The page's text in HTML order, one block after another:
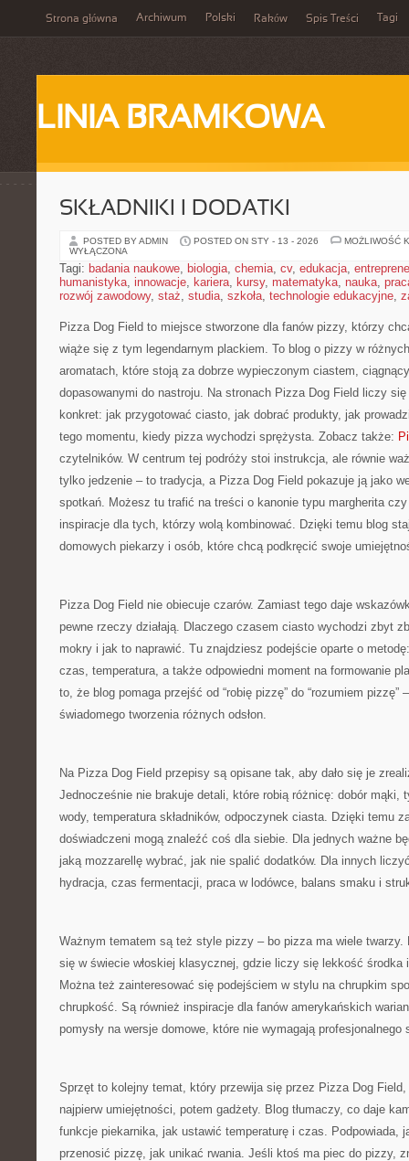
Strona główna Archiwum Polski Raków Spis Treści Tagi
LINIA BRAMKOWA
SKŁADNIKI I DODATKI
POSTED BY ADMIN POSTED ON STY - 13 - 2026
MOŻLIWOŚĆ
WYŁĄCZONA
Tagi: badania naukowe, biologia, chemia, cv, edukacja,
humanistyka, innowacje, kariera, kursy, matematyka, nauka,
rozwój zawodowy, staż, studia, szkoła, technologie edukacyjne,
Pizza Dog Field to miejsce stworzone dla fanów pizzy, którzy
wiąże się z tym legendarnym plackiem. To blog o pizzy w
aromatach, które stoją za dobrze wypieczonym ciastem,
dopasowanymi do nastroju. Na stronach Pizza Dog Field liczy
konkret: jak przygotować ciasto, jak dobrać produkty, jak
tego momentu, kiedy pizza wychodzi sprężysta. Zobacz także:
czytelników. W centrum tej podróży stoi instrukcja, ale równie
tylko jedzenie – to tradycja, a Pizza Dog Field pokazuje ją jako
spotkań. Możesz tu trafić na treści o kanonie typu margherita
inspiracje dla tych, którzy wolą kombinować. Dzięki temu blog
domowych piekarzy i osób, które chcą podkręcić swoje
Pizza Dog Field nie obiecuje czarów. Zamiast tego daje
pewne rzeczy działają. Dlaczego czasem ciasto wychodzi zbyt
mokry i jak to naprawić. Tu znajdziesz podejście oparte o
czas, temperatura, a także odpowiedni moment na formowanie
to, że blog pomaga przejść od “robię pizzę” do “rozumiem pizzę”
świadomego tworzenia różnych odsłon.
Na Pizza Dog Field przepisy są opisane tak, aby dało się je
Jednocześnie nie brakuje detali, które robią różnicę: dobór mąki,
wody, temperatura składników, odpoczynek ciasta. Dzięki temu
doświadczeni mogą znaleźć coś dla siebie. Dla jednych ważne
jaką mozzarellę wybrać, jak nie spalić dodatków. Dla innych
hydracja, czas fermentacji, praca w lodówce, balans smaku i
Ważnym tematem są też style pizzy – bo pizza ma wiele twarzy.
się w świecie włoskiej klasycznej, gdzie liczy się lekkość środka
Można też zainteresować się podejściem w stylu na chrupkim
chrupkość. Są również inspiracje dla fanów amerykańskich
pomysły na wersje domowe, które nie wymagają profesjonalnego
Sprzęt to kolejny temat, który przewija się przez Pizza Dog
najpierw umiejętności, potem gadżety. Blog tłumaczy, co daje
funkcje piekarnika, jak ustawić temperaturę i czas. Podpowiada,
przenosić pizzę, jak unikać rwania. Jeśli ktoś ma piec do pizzy,